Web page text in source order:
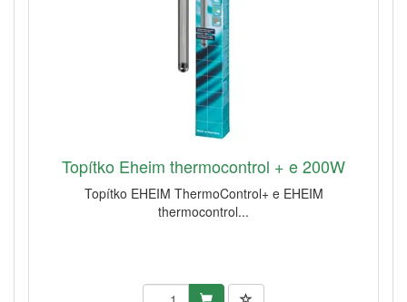
Topítko Eheim thermocontrol + e 200W
Topítko EHEIM ThermoControl+ e EHEIM
thermocontrol...